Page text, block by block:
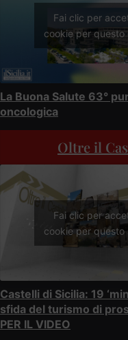
Fai clic per
cookie per questo
La Buona Salute 63°
oncologica
Oltre il
Fai clic per
cookie per questo
Castelli di Sicilia: 19
sfida del turismo di
PER IL VIDEO